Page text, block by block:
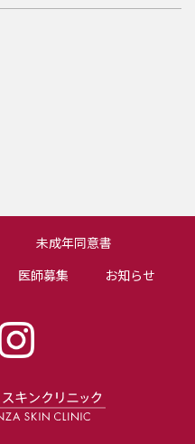
未成年同意書
医師募集 お知らせ